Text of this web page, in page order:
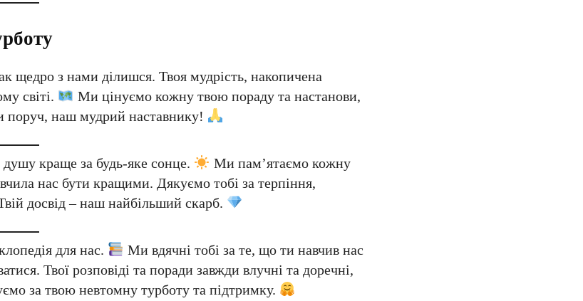
щедро з нами ділишся. Твоя мудрість, накопичена
світі.
Ми цінуємо кожну твою пораду та настанови,
поруч, наш мудрий наставнику!
краще за будь-яке сонце.
Ми пам’ятаємо кожну
нас бути кращими. Дякуємо тобі за терпіння,
досвід – наш найбільший скарб.
для нас.
Ми вдячні тобі за те, що ти навчив нас
Твої розповіді та поради завжди влучні та доречні,
за твою невтомну турботу та підтримку.